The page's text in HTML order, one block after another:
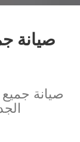
صيانة
صيانة جميع